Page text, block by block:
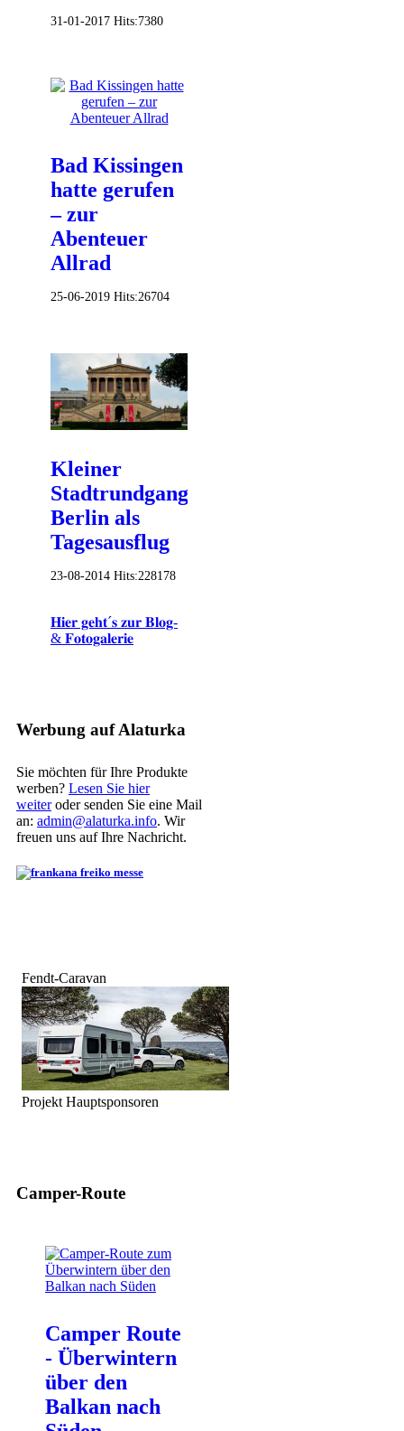
31-01-2017 Hits:7380
Bad Kissingen
hatte gerufen
– zur
Abenteuer
Allrad
25-06-2019 Hits:26704
Kleiner
Stadtrundgang
Berlin als
Tagesausflug
23-08-2014 Hits:228178
𝐇𝐢𝐞𝐫 𝐠𝐞𝐡𝐭´𝐬 𝐳𝐮𝐫 𝐁𝐥𝐨𝐠-
& 𝐅𝐨𝐭𝐨𝐠𝐚𝐥𝐞𝐫𝐢𝐞
Werbung auf Alaturka
Sie möchten für Ihre Produkte
werben? Lesen Sie hier
weiteroder senden Sie eine Mail
an: admin@alaturka.info. Wir
freuen uns auf Ihre Nachricht.
Fendt-Caravan
Projekt Hauptsponsoren
Camper-Route
Camper Route
- Überwintern
über den
Balkan nach